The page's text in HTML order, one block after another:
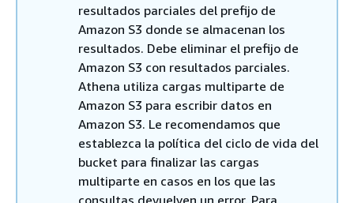
resultados parciales del prefijo de
Amazon S3 donde se almacenan los
resultados. Debe eliminar el prefijo de
Amazon S3 con resultados parciales.
Athena utiliza cargas multiparte de
Amazon S3 para escribir datos en
Amazon S3. Le recomendamos que
establezca la política del ciclo de vida del
bucket para finalizar las cargas
multiparte en casos en los que las
consultas devuelven un error. Para